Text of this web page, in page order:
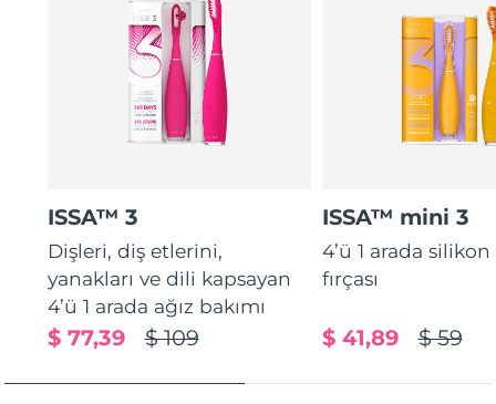
ISSA™ 3
Dişleri, diş etlerini,
yanakları ve dili kapsayan
4’ü 1 arada ağız bakımı
$ 109
$ 77,39
ISSA™ mini 3
4’ü 1 arada
fırçası
$ 59
$ 41,89